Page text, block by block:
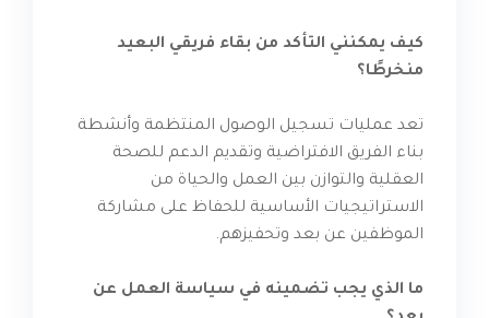
كيف يمكنني التأكد من بقاء فريقي البعيد
منخرطًا؟
تعد عمليات تسجيل الوصول المنتظمة وأنشطة
بناء الفريق الافتراضية وتقديم الدعم للصحة
العقلية والتوازن بين العمل والحياة من
الاستراتيجيات الأساسية للحفاظ على مشاركة
الموظفين عن بعد وتحفيزهم.
ما الذي يجب تضمينه في سياسة العمل عن